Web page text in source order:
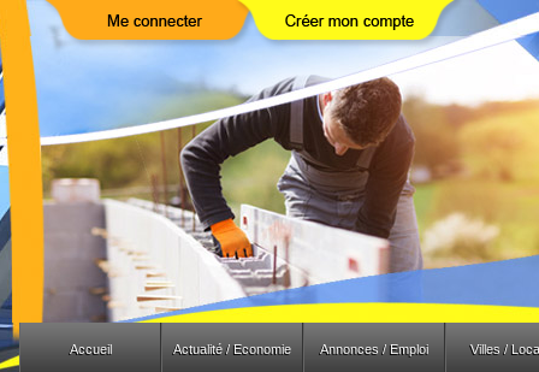
Accueil Actualité / Economie Annonces / Emploi Villes /